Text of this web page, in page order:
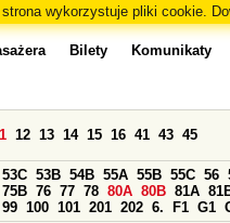
strona wykorzystuje pliki cookie.
Bilety Komunikaty
12 13 14 15 16 41 43 45
53C 53B 54B 55A 55B 55C 56
75B 76 77 78 80A 80B 81A
99 100 101 201 202 6. F1 G1